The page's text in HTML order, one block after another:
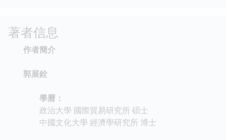
著者信息
作者簡介
郭展銓
學曆：
政治大學 國際貿易研究所 碩士
中國文化大學 經濟學研究所 博士